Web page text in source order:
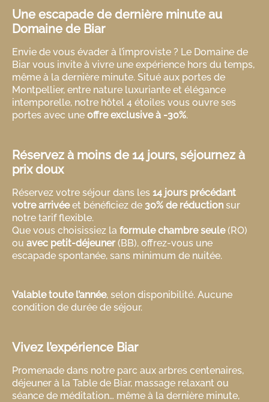
Une escapade de dernière minute au
Domaine de Biar
Envie de vous évader à l’improviste ? Le Domaine de
Biar vous invite à vivre une expérience hors du temps,
même à la dernière minute. Situé aux portes de
Montpellier, entre nature luxuriante et élégance
intemporelle, notre hôtel 4 étoiles vous ouvre ses
portes avec une offre exclusive à -30%.
Réservez à moins de 14 jours, séjournez à
prix doux
Réservez votre séjour dans les 14 jours précédant
votre arrivéeet bénéficiez de 30% de réduction sur
notre tarif flexible.
Que vous choisissiez la formule chambre seule(RO)
ou avec petit-déjeuner(BB), offrez-vous une
escapade spontanée, sans minimum de nuitée.
Valable toute l’année, selon disponibilité. Aucune
condition de durée de séjour.
Vivez l’expérience Biar
Promenade dans notre parc aux arbres centenaires,
déjeuner à la Table de Biar, massage relaxant ou
séance de méditation… même à la dernière minute,